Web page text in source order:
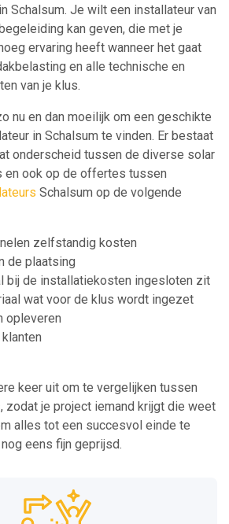
Schalsum. Je wilt een installateur van
kan geven, die met je
ervaring heeft wanneer het gaat
en alle technische en
van je klus.
nu en dan moeilijk om een geschikte
in Schalsum te vinden. Er bestaat
onderscheid tussen de diverse solar
en ook op de offertes tussen
Schalsum op de volgende
zelfstandig kosten
de plaatsing
bij de installatiekosten ingesloten zit
wat voor de klus wordt ingezet
opleveren
klanten
keer uit om te vergelijken tussen
zodat je project iemand krijgt die weet
alles tot een succesvol einde te
eens fijn geprijsd.